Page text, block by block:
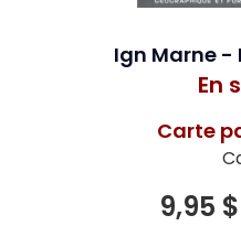
Ign Marne -
En
Carte
9,95 $